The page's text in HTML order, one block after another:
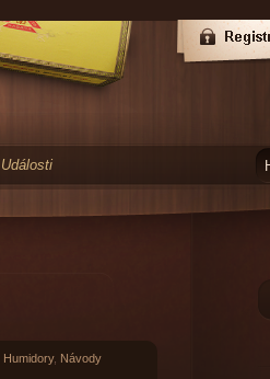
Události
Humidory, Návody